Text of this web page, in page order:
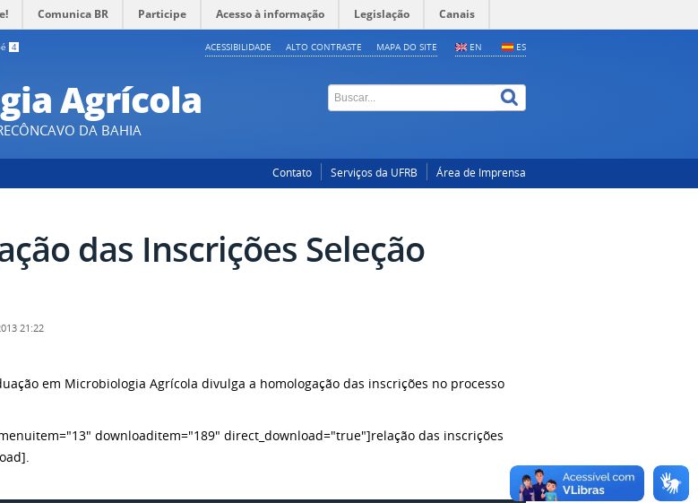
Comunica BR Participe Acesso à informação Legislação Canais
4 EN ES
ACESSIBILIDADE ALTO CONTRASTE MAPA DO SITE
Agrícola
DA BAHIA
Contato Serviços da UFRB Área de Imprensa
das Inscrições Seleção
21:22
em Microbiologia Agrícola divulga a homologação das inscrições no processo
downloaditem="189" direct_download="true"]relação das inscrições